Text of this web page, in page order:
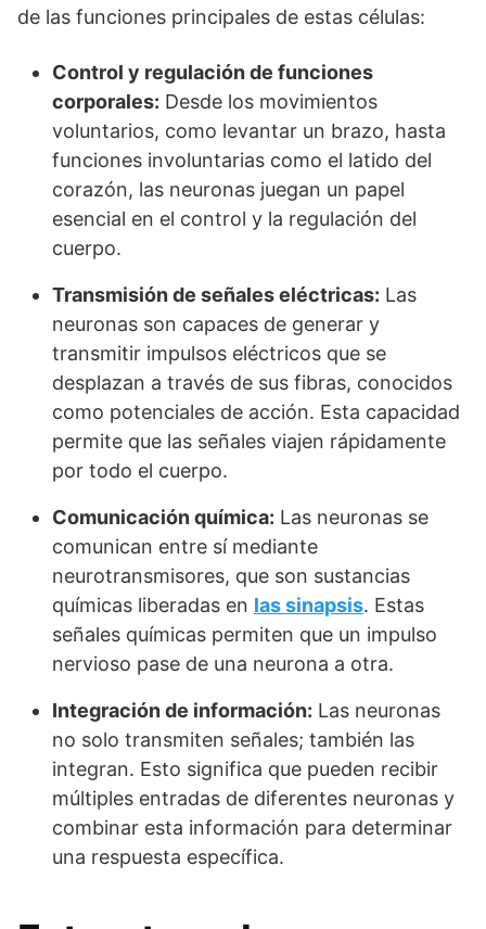
de las funciones principales de estas células:
Control y regulación de funciones
corporales: Desde los movimientos
voluntarios, como levantar un brazo, hasta
funciones involuntarias como el latido del
corazón, las neuronas juegan un papel
esencial en el control y la regulación del
cuerpo.
Transmisión de señales eléctricas: Las
neuronas son capaces de generar y
transmitir impulsos eléctricos que se
desplazan a través de sus fibras, conocidos
como potenciales de acción. Esta capacidad
permite que las señales viajen rápidamente
por todo el cuerpo.
Comunicación química: Las neuronas se
comunican entre sí mediante
neurotransmisores, que son sustancias
químicas liberadas en las sinapsis. Estas
señales químicas permiten que un impulso
nervioso pase de una neurona a otra.
Integración de información: Las neuronas
no solo transmiten señales; también las
integran. Esto significa que pueden recibir
múltiples entradas de diferentes neuronas y
combinar esta información para determinar
una respuesta específica.